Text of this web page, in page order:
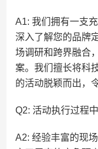
A1: 我们拥有一支
深入了解您的品牌
场调研和跨界融合
案。我们擅长将科
的活动脱颖而出，
Q2: 活动执行过程
A2: 经验丰富的现